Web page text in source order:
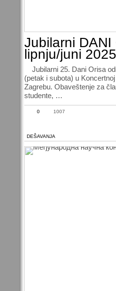
Jubilarni DANI
lipnju/juni
Jubilarni 25. Dani Orisa
(petak i subota) u
Zagrebu. Obaveštenje za
studente, …
0 1007
DEŠAVANJA